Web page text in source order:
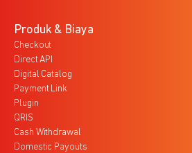
Produk & Biaya
Checkout
Direct API
Digital Catalog
Payment Link
Plugin
QRIS
Cash Withdrawal
Domestic Payouts